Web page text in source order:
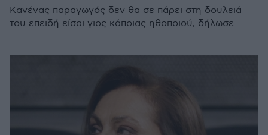
Κανένας παραγωγός δεν θα σε πάρει στη δουλειά
του επειδή είσαι γιος κάποιας ηθοποιού, δήλωσε